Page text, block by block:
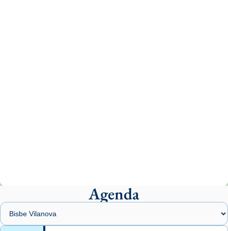
presidit aquest 27 de juliol la missa de Les
Santes de Mataró.
🔗
Agenda